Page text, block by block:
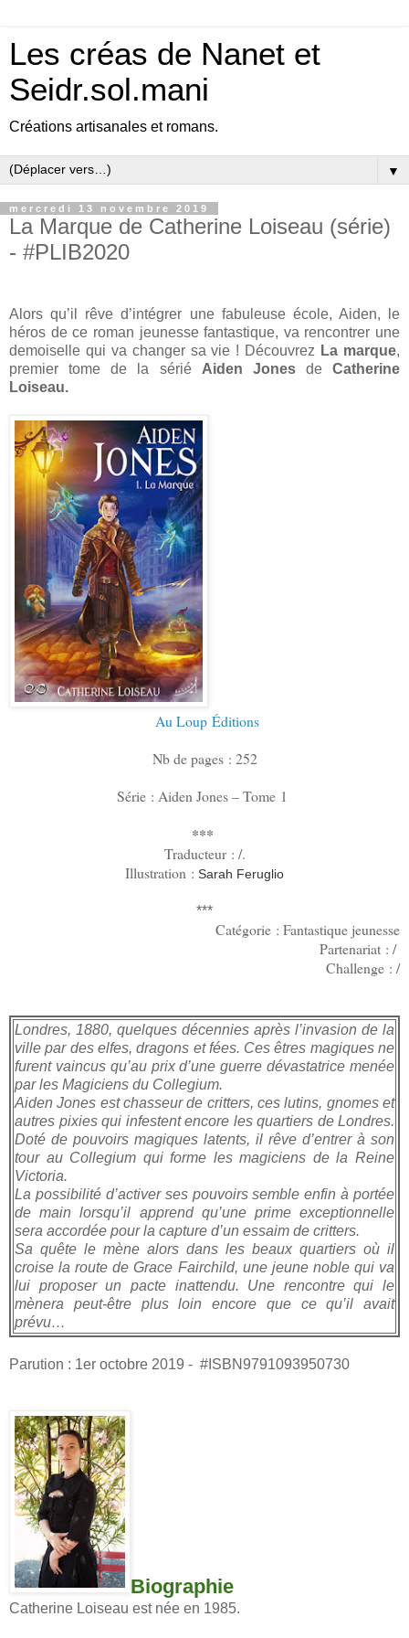
Les créas de Nanet et
Seidr.sol.mani
Créations artisanales et romans.
▼
mercredi 13 novembre 2019
La Marque de Catherine Loiseau (série)
- #PLIB2020
Alors qu’il rêve d’intégrer une fabuleuse école, Aiden, le
héros de ce roman jeunesse fantastique, va rencontrer une
demoiselle qui va changer sa vie ! Découvrez La marque,
premier tome de la sérié Aiden Jones de Catherine
Loiseau.
Au Loup Éditions
Nb de pages : 252
Série : Aiden Jones – Tome 1
***
Traducteur : /.
Illustration : Sarah Feruglio
***
Catégorie : Fantastique jeunesse
Partenariat : /
Challenge : /
Londres, 1880, quelques décennies après l’invasion de la
ville par des elfes, dragons et fées. Ces êtres magiques ne
furent vaincus qu’au prix d’une guerre dévastatrice menée
par les Magiciens du Collegium.
Aiden Jones est chasseur de critters, ces lutins, gnomes et
autres pixies qui infestent encore les quartiers de Londres.
Doté de pouvoirs magiques latents, il rêve d’entrer à son
tour au Collegium qui forme les magiciens de la Reine
Victoria.
La possibilité d’activer ses pouvoirs semble enfin à portée
de main lorsqu’il apprend qu’une prime exceptionnelle
sera accordée pour la capture d’un essaim de critters.
Sa quête le mène alors dans les beaux quartiers où il
croise la route de Grace Fairchild, une jeune noble qui va
lui proposer un pacte inattendu. Une rencontre qui le
mènera peut-être plus loin encore que ce qu’il avait
prévu…
Parution : 1er octobre 2019 - #ISBN9791093950730
Biographie
Catherine Loiseau est née en 1985.